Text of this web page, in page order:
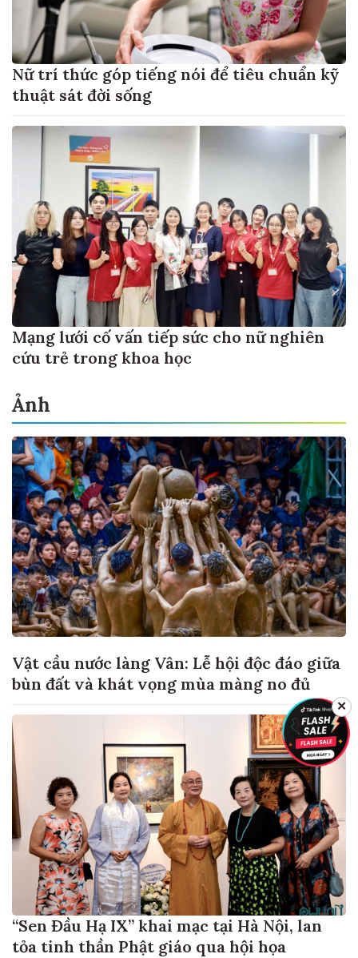
Nữ trí thức góp tiếng nói để tiêu chuẩn kỹ
thuật sát đời sống
Mạng lưới cố vấn tiếp sức cho nữ nghiên
cứu trẻ trong khoa học
Ảnh
Vật cầu nước làng Vân: Lễ hội độc đáo giữa
bùn đất và khát vọng mùa màng no đủ
“Sen Đầu Hạ IX” khai mạc tại Hà Nội, lan
tỏa tinh thần Phật giáo qua hội họa
✕